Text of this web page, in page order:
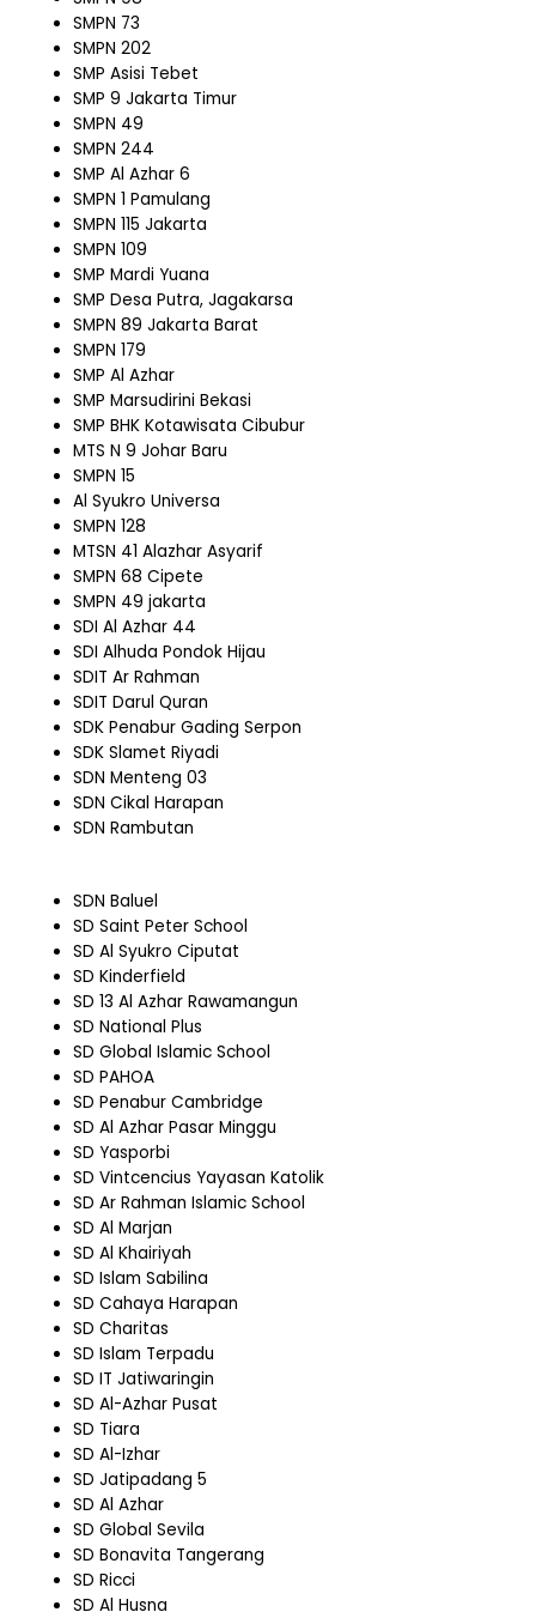
SMPN 73
SMPN 202
SMP Asisi Tebet
SMP 9 Jakarta Timur
SMPN 49
SMPN 244
SMP Al Azhar 6
SMPN 1 Pamulang
SMPN 115 Jakarta
SMPN 109
SMP Mardi Yuana
SMP Desa Putra, Jagakarsa
SMPN 89 Jakarta Barat
SMPN 179
SMP Al Azhar
SMP Marsudirini Bekasi
SMP BHK Kotawisata Cibubur
MTS N 9 Johar Baru
SMPN 15
Al Syukro Universa
SMPN 128
MTSN 41 Alazhar Asyarif
SMPN 68 Cipete
SMPN 49 jakarta
SDI Al Azhar 44
SDI Alhuda Pondok Hijau
SDIT Ar Rahman
SDIT Darul Quran
SDK Penabur Gading Serpon
SDK Slamet Riyadi
SDN Menteng 03
SDN Cikal Harapan
SDN Rambutan
SDN Baluel
SD Saint Peter School
SD Al Syukro Ciputat
SD Kinderfield
SD 13 Al Azhar Rawamangun
SD National Plus
SD Global Islamic School
SD PAHOA
SD Penabur Cambridge
SD Al Azhar Pasar Minggu
SD Yasporbi
SD Vintcencius Yayasan Katolik
SD Ar Rahman Islamic School
SD Al Marjan
SD Al Khairiyah
SD Islam Sabilina
SD Cahaya Harapan
SD Charitas
SD Islam Terpadu
SD IT Jatiwaringin
SD Al-Azhar Pusat
SD Tiara
SD Al-Izhar
SD Jatipadang 5
SD Al Azhar
SD Global Sevila
SD Bonavita Tangerang
SD Ricci
SD Al Husna